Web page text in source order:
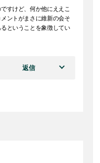
すけど、何か他にええこ
ントがまさに維新の会そ
ということを象徴してい
返信